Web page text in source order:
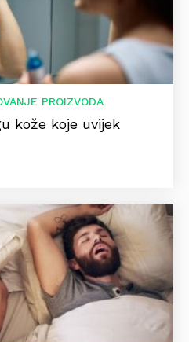
PROIZVODA
kože koje uvijek